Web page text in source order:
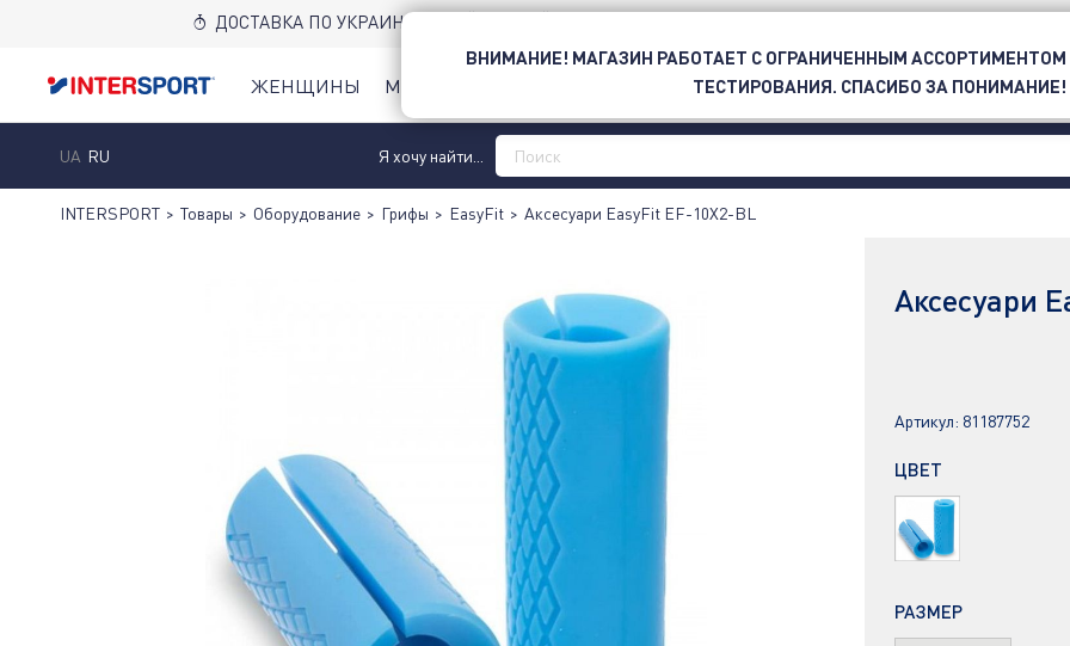
ДОСТАВКА ПО УКРАИНЕ НОВОЙ ПОЧТОЙ
ЖЕНЩИНЫ МУЖЧИНЫ БРЕНД OUTLET
UA RU Я хочу найти...
INTERSPORT > Товары > Оборудование > Грифы > EasyFit > Аксесуари EasyFit EF-10X2-BL
Аксесуари
Артикул: 81187752
ЦВЕТ
РАЗМЕР
ВНИМАНИЕ! МАГАЗИН РАБОТАЕТ С ОГРАНИЧЕННЫМ
ТЕСТИРОВАНИЯ. СПАСИБО ЗА ПОНИМАНИЕ!